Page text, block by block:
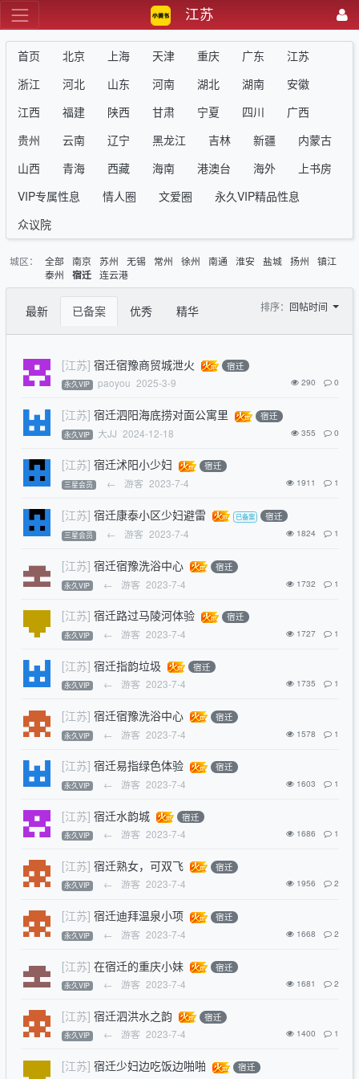
江苏
首页 北京 上海 天津 重庆 广东
江苏
浙江
河北 山东 河南 湖北 湖南
安徽
江西
福建 陕西 甘肃 宁夏 四川
广西
贵州
云南 辽宁 黑龙江 吉林 新疆
内蒙古
山西
青海 西藏 海南 港澳台 海外
上书房
VIP专属性息
情人圈 文爱圈
永久VIP精品性息
众议院
城区： 全部 南京 苏州 无锡 常州 徐州 南通 淮安 盐城 扬州
镇江
泰州
宿迁 连云港
最新 已备案 优秀 精华 排序： 回帖时间
[江苏] 宿迁宿豫商贸城泄火 宿迁
永久VIP paoyou 2025-3-9 290 0
[江苏] 宿迁泗阳海底捞对面公寓里 宿迁
永久VIP 大JJ 2024-12-18 355 0
[江苏] 宿迁沭阳小少妇 宿迁
三星会员 ← 游客 2023-7-4 1911 1
[江苏] 宿迁康泰小区少妇避雷 宿迁
三星会员 ← 游客 2023-7-4 1824 1
[江苏] 宿迁宿豫洗浴中心 宿迁
永久VIP ← 游客 2023-7-4 1732 1
[江苏] 宿迁路过马陵河体验 宿迁
永久VIP ← 游客 2023-7-4 1727 1
[江苏] 宿迁指韵垃圾 宿迁
永久VIP ← 游客 2023-7-4 1735 1
[江苏] 宿迁宿豫洗浴中心 宿迁
永久VIP ← 游客 2023-7-4 1578 1
[江苏] 宿迁易指绿色体验 宿迁
永久VIP ← 游客 2023-7-4 1603 1
[江苏] 宿迁水韵城 宿迁
永久VIP ← 游客 2023-7-4 1686 1
[江苏] 宿迁熟女，可双飞 宿迁
永久VIP ← 游客 2023-7-4 1956 2
[江苏] 宿迁迪拜温泉小项 宿迁
永久VIP ← 游客 2023-7-4 1668 2
[江苏] 在宿迁的重庆小妹 宿迁
永久VIP ← 游客 2023-7-4 1681 2
[江苏] 宿迁泗洪水之韵 宿迁
永久VIP ← 游客 2023-7-4 1400 1
[江苏] 宿迁少妇边吃饭边啪啪 宿迁